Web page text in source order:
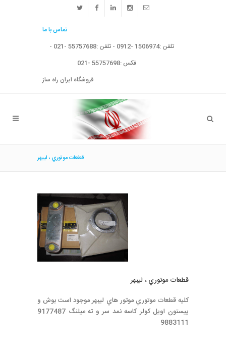
تماس با ما
تلفن :1506974 -0912 - تلفن :55757688 -021 -
فکس :55757698 -021
فروشگاه ایران راه ساز
قطعات موتوري ، ليبهر
قطعات موتوري ، ليبهر
كليه قطعات موتوري موتور هاي ليبهر موجود است بوش و
پيستون اويل كولر كاسه نمد سر و ته ميلنگ 9177487
9883111